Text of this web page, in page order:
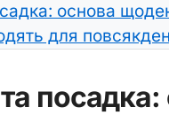
основа
для